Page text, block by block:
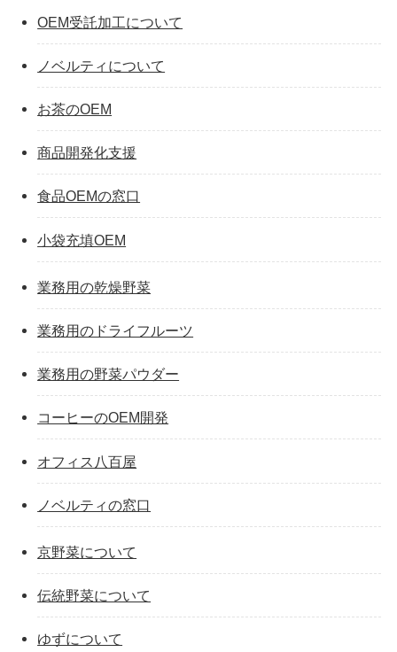
OEM受託加工について
ノベルティについて
お茶のOEM
商品開発化支援
食品OEMの窓口
小袋充填OEM
業務用の乾燥野菜
業務用のドライフルーツ
業務用の野菜パウダー
コーヒーのOEM開発
オフィス八百屋
ノベルティの窓口
京野菜について
伝統野菜について
ゆずについて